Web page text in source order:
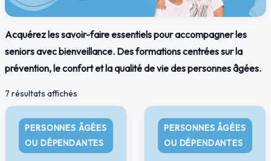
Acquérez les savoir-faire essentiels pour accompagner les
seniors avec bienveillance. Des formations centrées sur la
prévention, le confort et la qualité de vie des personnes âgées.
7 résultats affichés
PERSONNES ÂGÉES
OU DÉPENDANTES
PERSONNES ÂGÉES
OU DÉPENDANTES